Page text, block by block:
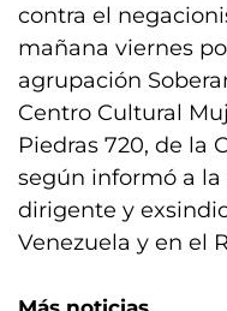
contra el
mañana viernes
agrupación
Centro Cultural
Piedras 720, de la
según informó a la
dirigente y
Venezuela y en el